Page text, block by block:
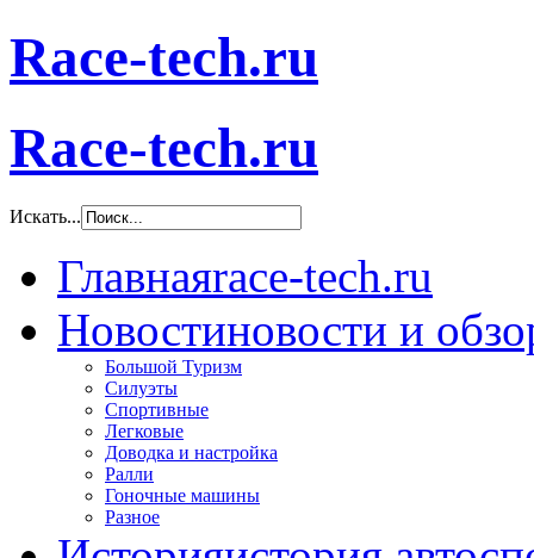
Race-tech.ru
Race-tech.ru
Искать...
Главнаяrace-tech.ru
Новостиновости и
Большой Туризм
Силуэты
Спортивные
Легковые
Доводка и настройка
Ралли
Гоночные машины
Разное